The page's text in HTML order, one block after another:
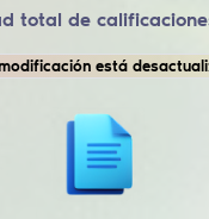
total de
está